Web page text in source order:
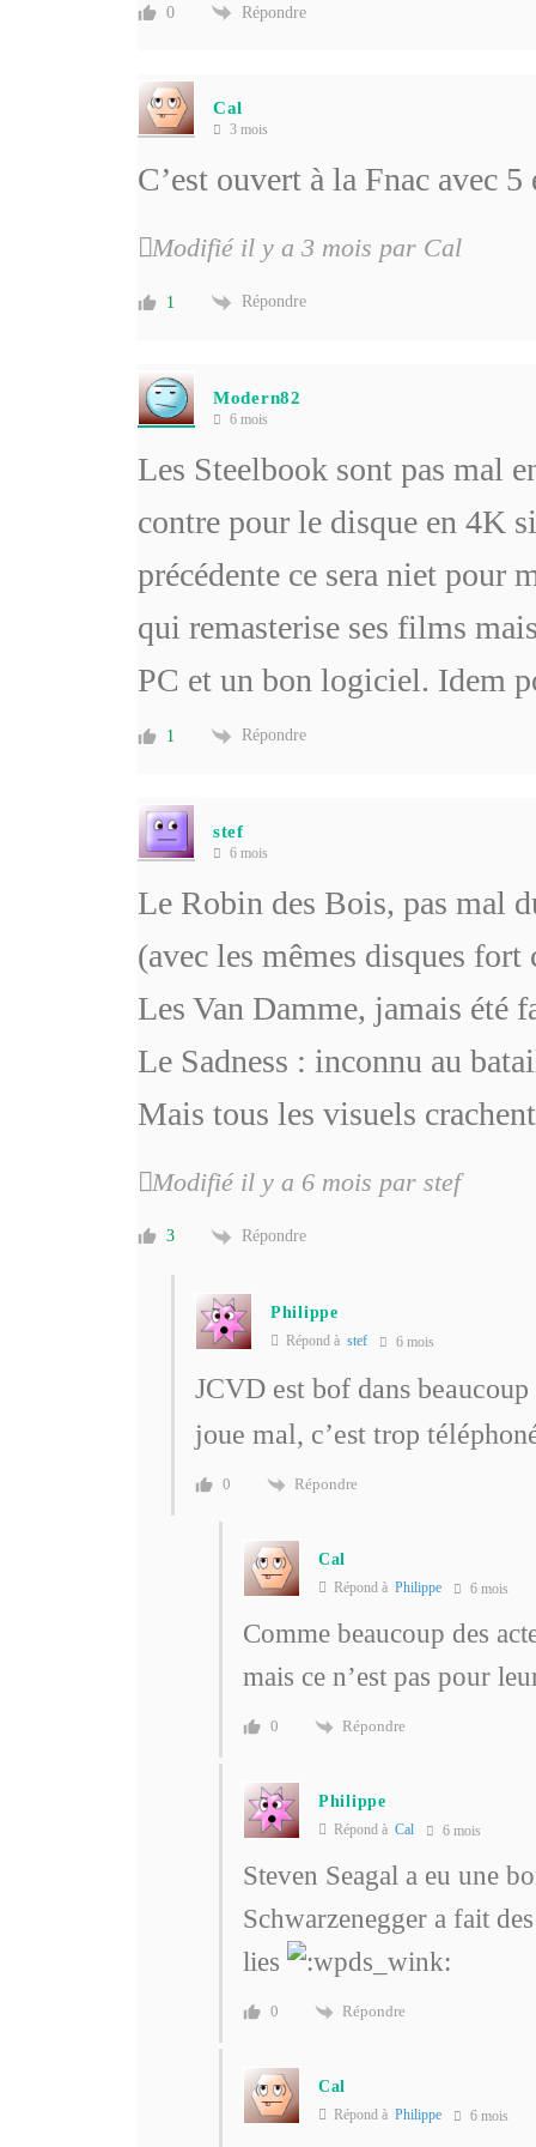
0 Répondre
Cal
3 mois
C’est ouvert à la Fnac avec
Modifié il y a 3 mois par Cal
1 Répondre
Modern82
6 mois
Les Steelbook sont pas mal
contre pour le disque en 4K
précédente ce sera niet pour
qui remasterise ses films
PC et un bon logiciel. Idem
1 Répondre
stef
6 mois
Le Robin des Bois, pas mal
(avec les mêmes disques
Les Van Damme, jamais été
Le Sadness : inconnu au
Mais tous les visuels
Modifié il y a 6 mois par stef
3 Répondre
Philippe
Répond à stef 6 mois
JCVD est bof dans
joue mal, c’est trop
0 Répondre
Cal
Répond à Philippe 6 mois
Comme beaucoup des
mais ce n’est pas pour
0 Répondre
Philippe
Répond à Cal 6 mois
Steven Seagal a eu une
Schwarzenegger a fait
lies
0 Répondre
Cal
Répond à Philippe 6 mois